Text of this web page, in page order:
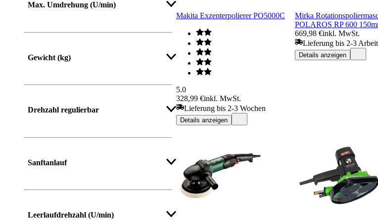
Max. Umdrehung (U/min)
Gewicht (kg)
Drehzahl regulierbar
Sanftanlauf
Leerlaufdrehzahl (U/min)
Makita Exzenterpolierer PO5000C
5.0
328,99 €inkl. MwSt.
Lieferung bis 2-3 Wochen
Details anzeigen
Mirka
POLAROS RP 600
669,98 €inkl. MwSt.
Lieferung bis 2-3
Details anzeigen